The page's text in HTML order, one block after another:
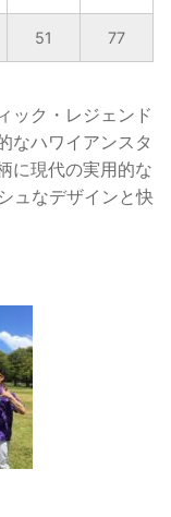
51 77
ック・レジェンド
なハワイアンスタ
に現代の実用的な
ュなデザインと快